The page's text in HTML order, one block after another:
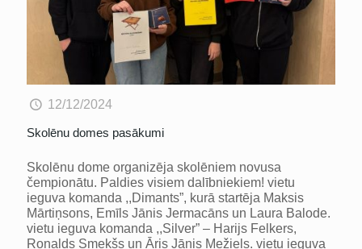
12/12/2024
Skolēnu domes pasākumi
Skolēnu dome organizēja skolēniem novusa
čempionātu. Paldies visiem dalībniekiem! vietu
ieguva komanda ,,Dimants”, kurā startēja Maksis
Mārtiņsons, Emīls Jānis Jermacāns un Laura Balode.
vietu ieguva komanda ,,Silver” – Harijs Felkers,
Ronalds Smekšs un Āris Jānis Mežiels. vietu ieguva